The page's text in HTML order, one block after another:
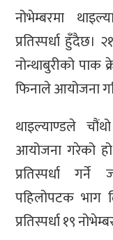
नोभेम्बरमा
प्रतिस्पर्धा हुँदैछ।
नोन्थाबुरीको पाक
फिनाले आयोजना
थाइल्याण्डले
आयोजना गरेको
प्रतिस्पर्धा
पहिलोपटक भाग
प्रतिस्पर्धा १९